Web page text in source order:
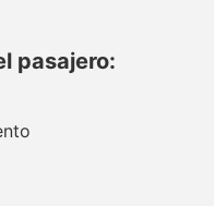
pasajero: